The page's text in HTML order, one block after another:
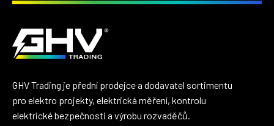
GHV Trading je přední prodejce a dodavatel sortimentu
pro elektro projekty, elektrická měření, kontrolu
elektrické bezpečnosti a výrobu rozvaděčů.